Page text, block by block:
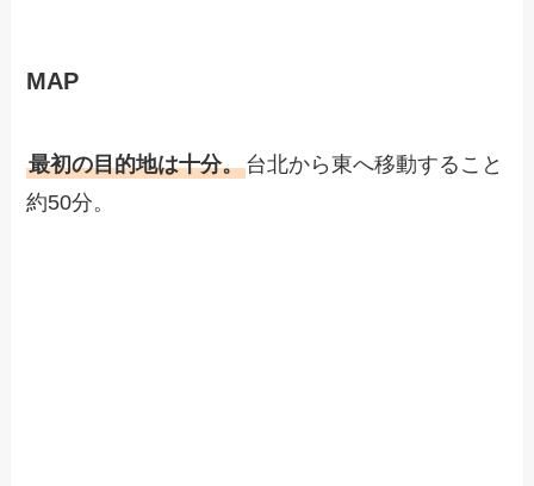
MAP
最初の目的地は十分。台北から東へ移動すること
約50分。